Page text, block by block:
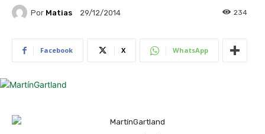
Por Matias 29/12/2014 234
Facebook X WhatsApp